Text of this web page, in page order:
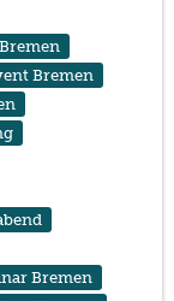
Bremen
Bremen